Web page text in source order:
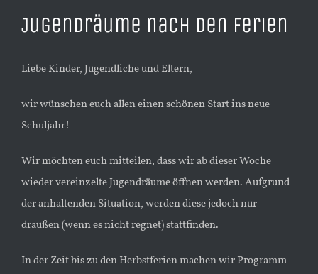
Jugendräume nach den Ferien
Liebe Kinder, Jugendliche und Eltern,
wir wünschen euch allen einen schönen Start ins neue
Schuljahr!
Wir möchten euch mitteilen, dass wir ab dieser Woche
wieder vereinzelte Jugendräume öffnen werden. Aufgrund
der anhaltenden Situation, werden diese jedoch nur
draußen (wenn es nicht regnet) stattfinden.
In der Zeit bis zu den Herbstferien machen wir Programm